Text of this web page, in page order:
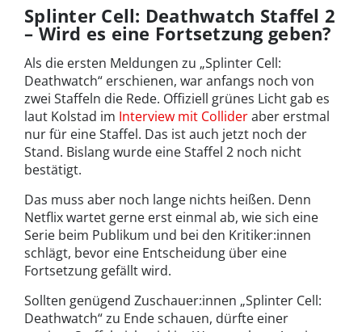
Splinter Cell: Deathwatch Staffel 2
– Wird es eine Fortsetzung geben?
Als die ersten Meldungen zu „Splinter Cell:
Deathwatch“ erschienen, war anfangs noch von
zwei Staffeln die Rede. Offiziell grünes Licht gab es
laut Kolstad im Interview mit Collideraber erstmal
nur für eine Staffel. Das ist auch jetzt noch der
Stand. Bislang wurde eine Staffel 2 noch nicht
bestätigt.
Das muss aber noch lange nichts heißen. Denn
Netflix wartet gerne erst einmal ab, wie sich eine
Serie beim Publikum und bei den Kritiker:innen
schlägt, bevor eine Entscheidung über eine
Fortsetzung gefällt wird.
Sollten genügend Zuschauer:innen „Splinter Cell:
Deathwatch“ zu Ende schauen, dürfte einer